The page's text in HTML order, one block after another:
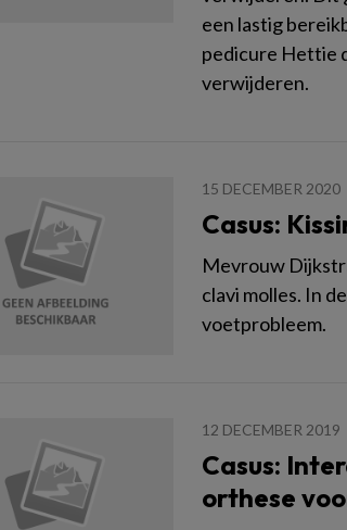
een lastig
pedicure Hettie
verwijderen.
15 DECEMBER 2020
Casus:
Mevrouw
clavi molles. In
voetprobleem.
12 DECEMBER 2019
Casus:
orthese